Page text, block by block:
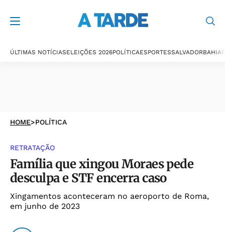
ÚLTIMAS NOTÍCIASELEIÇÕES 2026POLÍTICAESPORTESSALVADORBAHIA
HOME>POLÍTICA
RETRATAÇÃO
Família que xingou Moraes pede
desculpa e STF encerra caso
Xingamentos aconteceram no aeroporto de Roma,
em junho de 2023